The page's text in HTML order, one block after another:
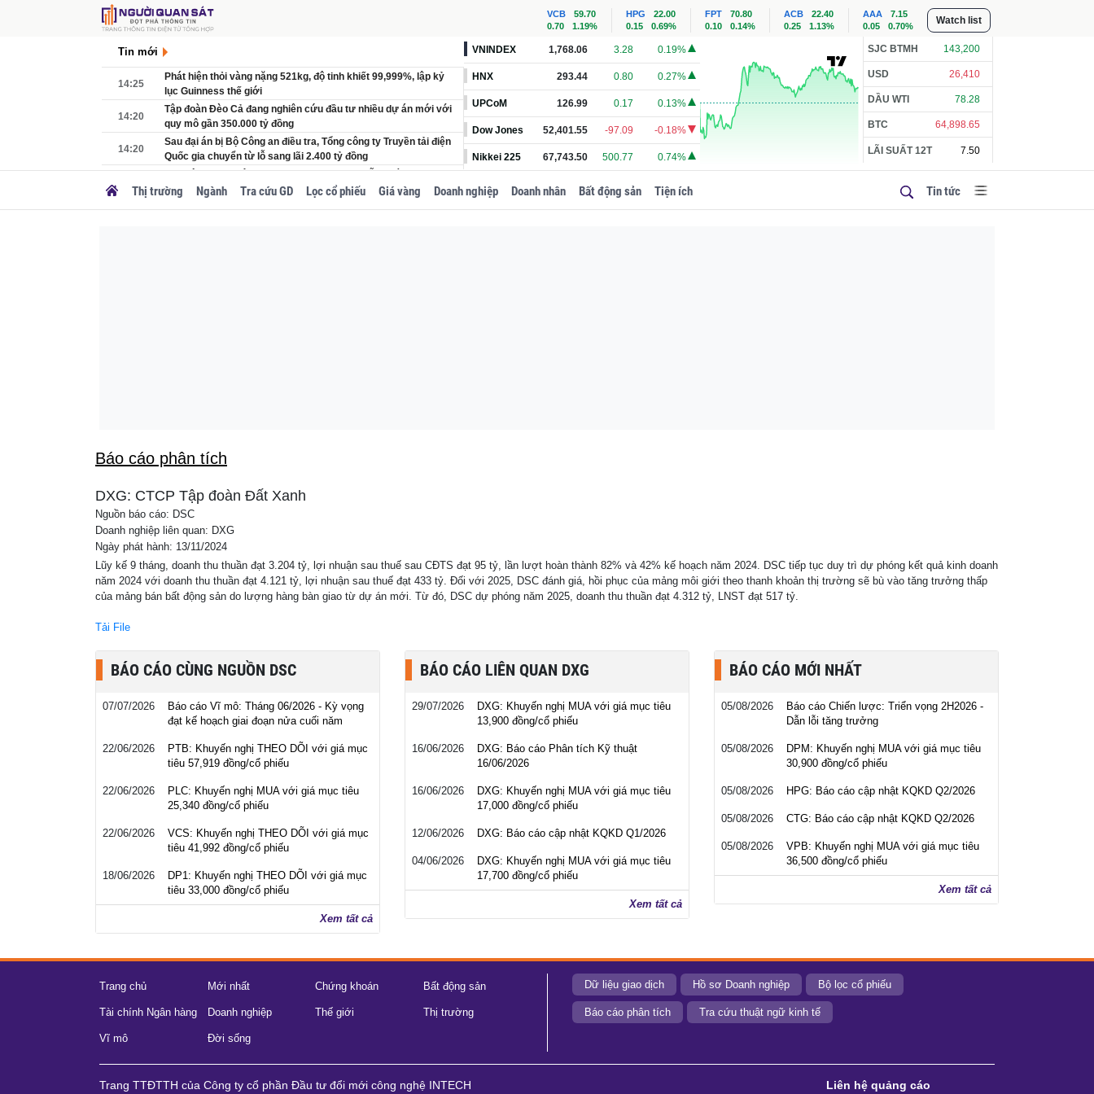
VCB
59.70
0.70
1.19%
HPG
22.00
0.15
0.69%
FPT
70.80
0.10
0.14%
ACB
22.40
0.25
1.13%
AAA
7.15
0.05
0.70% Watch list
Tin mới
Phát hiện thỏi vàng nặng 521kg, độ tinh khiết 99,999%, lập kỷ
lục Guinness thế giới
14:25
Tập đoàn Đèo Cả đang nghiên cứu đầu tư nhiều dự án mới với
quy mô gần 350.000 tỷ đồng
14:20
Sau đại án bị Bộ Công an điều tra, Tổng công ty Truyền tải điện
Quốc gia chuyển từ lỗ sang lãi 2.400 tỷ đồng
14:20
Tỉnh rộng nhất Việt Nam muốn Trung ương hỗ trợ làm tuyến cao
tốc 26.000 tỷ nối Tây Nguyên với biển
Subaru Outback 2026 ra mắt Đông Nam Á: Thiết kế hút mắt với
VNINDEX 1,768.06 3.28 0.19%
HNX 293.44 0.80 0.27%
UPCoM 126.99 0.17 0.13%
Dow Jones 52,401.55 -97.09 -0.18%
Nikkei 225 67,743.50 500.77 0.74%
SJC BTMH 143,200
USD 26,410
DẦU WTI 78.28
BTC 64,898.65
LÃI SUẤT 12T 7.50
Thị trường Ngành Tra cứu GD Lọc cổ phiếu Giá vàng Doanh nghiệp Doanh nhân Bất động sản Tiện ích Tin tức
Báo cáo phân tích
DXG: CTCP Tập đoàn Đất Xanh
Nguồn báo cáo: DSC
Doanh nghiệp liên quan: DXG
Ngày phát hành: 13/11/2024
Lũy kế 9 tháng, doanh thu thuần đạt 3.204 tỷ, lợi nhuận sau thuế sau CĐTS đạt 95 tỷ, lần lượt hoàn thành 82% và 42% kế hoạch năm 2024. DSC tiếp tục duy trì dự phóng kết quả kinh doanh
năm 2024 với doanh thu thuần đạt 4.121 tỷ, lợi nhuận sau thuế đạt 433 tỷ. Đối với 2025, DSC đánh giá, hồi phục của mảng môi giới theo thanh khoản thị trường sẽ bù vào tăng trưởng thấp
của mảng bán bất động sản do lượng hàng bàn giao từ dự án mới. Từ đó, DSC dự phóng năm 2025, doanh thu thuần đạt 4.312 tỷ, LNST đạt 517 tỷ.
Tải File
BÁO CÁO CÙNG NGUỒN DSC
07/07/2026
Báo cáo Vĩ mô: Tháng 06/2026 - Kỳ vọng
đạt kế hoạch giai đoạn nửa cuối năm
22/06/2026
PTB: Khuyến nghị THEO DÕI với giá mục
tiêu 57,919 đồng/cổ phiếu
22/06/2026
PLC: Khuyến nghị MUA với giá mục tiêu
25,340 đồng/cổ phiếu
22/06/2026
VCS: Khuyến nghị THEO DÕI với giá mục
tiêu 41,992 đồng/cổ phiếu
18/06/2026
DP1: Khuyến nghị THEO DÕI với giá mục
tiêu 33,000 đồng/cổ phiếu
Xem tất cả
BÁO CÁO LIÊN QUAN DXG
29/07/2026
DXG: Khuyến nghị MUA với giá mục tiêu
13,900 đồng/cổ phiếu
16/06/2026
DXG: Báo cáo Phân tích Kỹ thuật
16/06/2026
16/06/2026
DXG: Khuyến nghị MUA với giá mục tiêu
17,000 đồng/cổ phiếu
12/06/2026 DXG: Báo cáo cập nhật KQKD Q1/2026
04/06/2026
DXG: Khuyến nghị MUA với giá mục tiêu
17,700 đồng/cổ phiếu
Xem tất cả
BÁO CÁO MỚI NHẤT
05/08/2026
Báo cáo Chiến lược: Triển vọng 2H2026 -
Dẫn lỗi tăng trưởng
05/08/2026
DPM: Khuyến nghị MUA với giá mục tiêu
30,900 đồng/cổ phiếu
05/08/2026 HPG: Báo cáo cập nhật KQKD Q2/2026
05/08/2026 CTG: Báo cáo cập nhật KQKD Q2/2026
05/08/2026
VPB: Khuyến nghị MUA với giá mục tiêu
36,500 đồng/cổ phiếu
Xem tất cả
Dữ liệu giao dịch Hồ sơ Doanh nghiệp Bộ lọc cổ phiếu
Báo cáo phân tích Tra cứu thuật ngữ kinh tế
Trang chủ Mới nhất Chứng khoán Bất động sản
Tài chính Ngân hàng Doanh nghiệp Thế giới Thị trường
Vĩ mô Đời sống
Trang TTĐTTH của Công ty cổ phần Đầu tư đổi mới công nghệ INTECH Liên hệ quảng cáo